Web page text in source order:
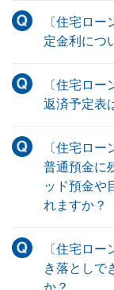
〔住宅ロ
定金利につ
〔住宅ロ
返済予定表
〔住宅ロ
普通預金に
ッド預金や
れますか？
〔住宅ロー
き落としで
か？